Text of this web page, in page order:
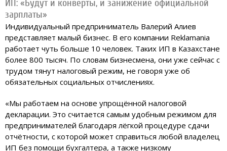
ИП: «Будут и конверты, и занижение официальной
зарплаты»
Индивидуальный предприниматель Валерий Алиев
представляет малый бизнес. В его компании Reklamania
работает чуть больше 10 человек. Таких ИП в Казахстане
более 800 тысяч. По словам бизнесмена, они уже сейчас с
трудом тянут налоговый режим, не говоря уже об
обязательных социальных отчислениях.
«Мы работаем на основе упрощённой налоговой
декларации. Это считается самым удобным режимом для
предпринимателей благодаря лёгкой процедуре сдачи
отчётности, с которой может справиться любой владелец
ИП без помощи бухгалтера, а также низкому